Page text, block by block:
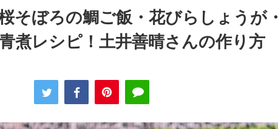
そぼろの鯛ご飯・花びらしょうが・
煮レシピ！土井善晴さんの作り方